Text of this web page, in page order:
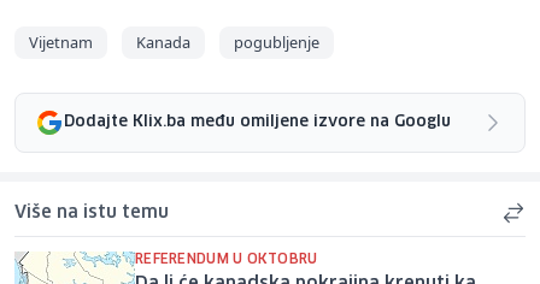
Vijetnam Kanada pogubljenje
Dodajte Klix.ba među omiljene izvore na Googlu
Više na istu temu
REFERENDUM U OKTOBRU